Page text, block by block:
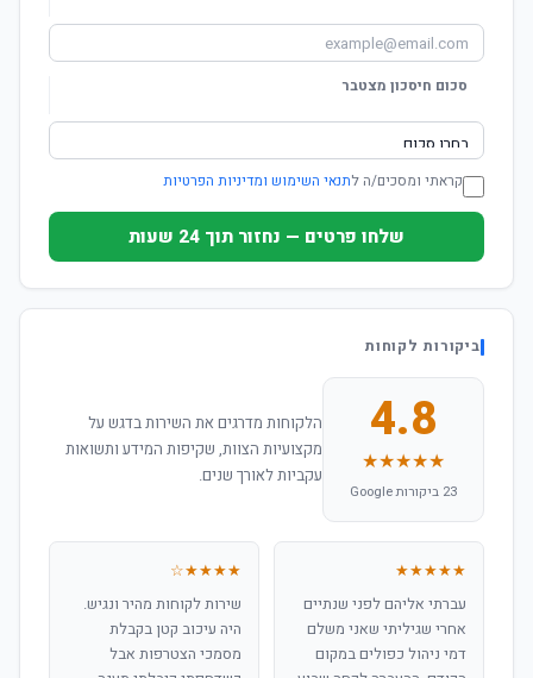
סכום חיסכון מצטבר
קראתי ומסכים/ה לתנאי השימוש ומדיניות הפרטיות
שלחו פרטים — נחזור תוך 24 שעות
ביקורות לקוחות
4.8
★★★★★
23 ביקורות Google
הלקוחות מדרגים את השירות בדגש על
מקצועיות הצוות, שקיפות המידע ותשואות
עקביות לאורך שנים.
★★★★★
עברתי אליהם לפני שנתיים
אחרי שגיליתי שאני משלם
דמי ניהול כפולים במקום
★★★★☆
שירות לקוחות מהיר ונגיש.
היה עיכוב קטן בקבלת
מסמכי הצטרפות אבל